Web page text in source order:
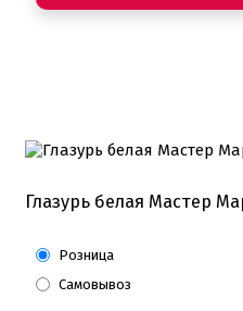
Глазурь белая Мастер
Розница
Самовывоз